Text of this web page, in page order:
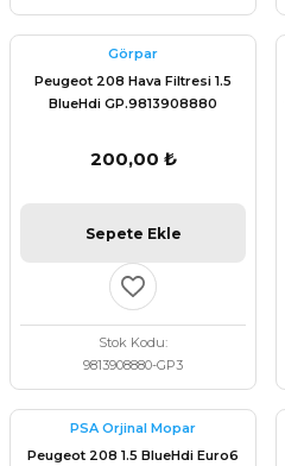
Görpar
Peugeot 208 Hava Filtresi 1.5
BlueHdi GP.9813908880
200,00 ₺
Sepete Ekle
Stok Kodu
9813908880-GP3
PSA Orjinal Mopar
Peugeot 208 1.5 BlueHdi Euro6